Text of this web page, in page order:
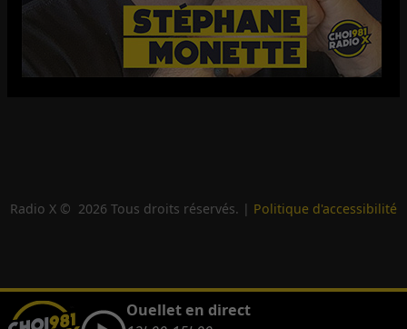
Radio X © 2026 Tous droits réservés. | Politique d'accessibilité
Ouellet en direct